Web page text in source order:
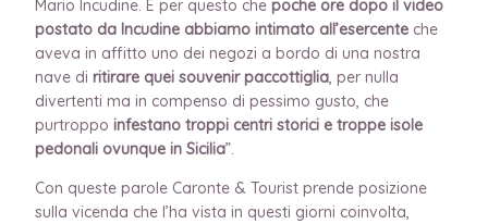
Mario Incudine. È per questo che poche ore dopo il video
postato da Incudine abbiamo intimato all’esercente che
aveva in affitto uno dei negozi a bordo di una nostra
nave di ritirare quei souvenir paccottiglia, per nulla
divertenti ma in compenso di pessimo gusto, che
purtroppo infestano troppi centri storici e troppe isole
pedonali ovunque in Sicilia”.
Con queste parole Caronte & Tourist prende posizione
sulla vicenda che l’ha vista in questi giorni coinvolta,